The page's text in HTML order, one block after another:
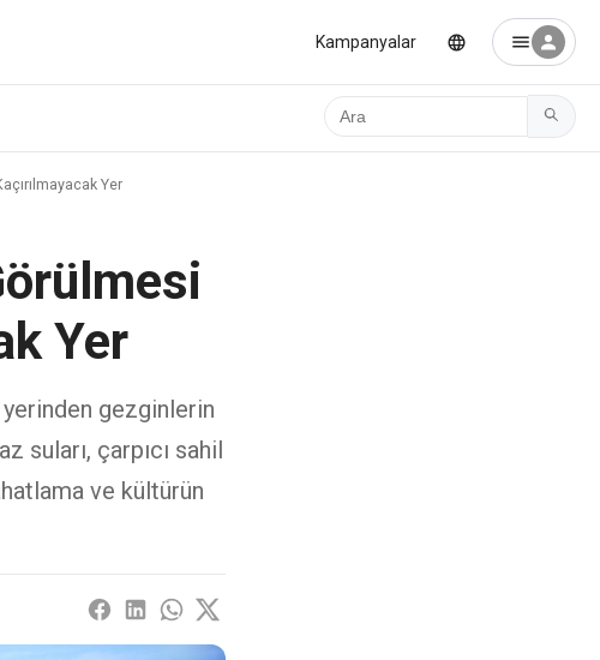
Kampanyalar
Ara
Yer
Yer
yerinden gezginlerin
suları, çarpıcı sahil
ve kültürün